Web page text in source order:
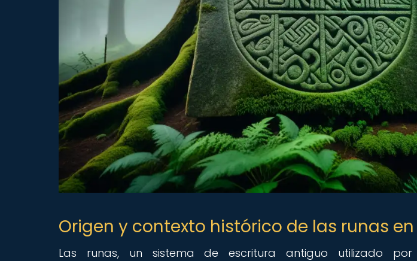
Origen y contexto histórico de las runas
Las runas, un sistema de escritura antiguo utilizado por